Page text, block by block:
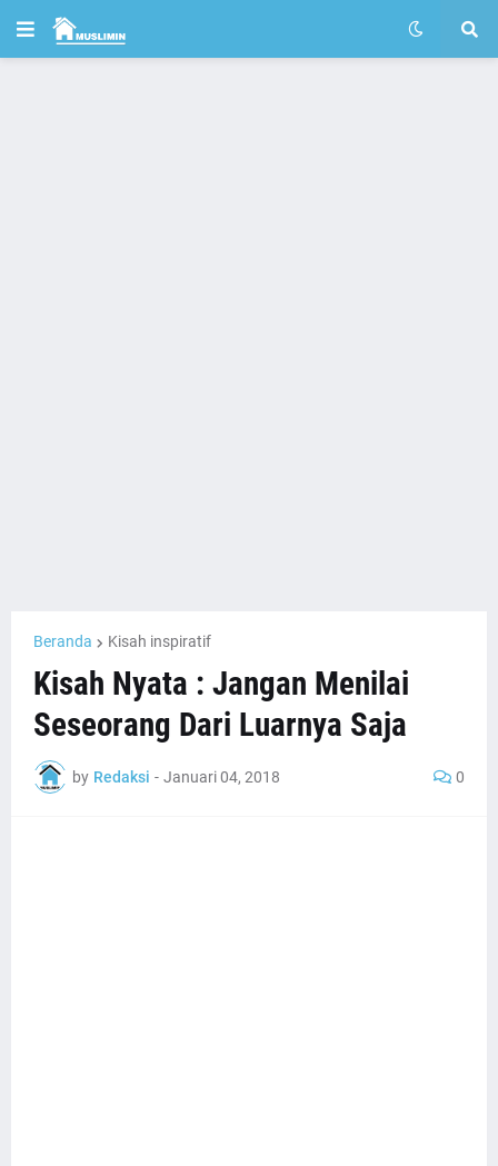
Beranda Kisah inspiratif
Kisah Nyata : Jangan Menilai
Seseorang Dari Luarnya Saja
by Redaksi - Januari 04, 2018 0